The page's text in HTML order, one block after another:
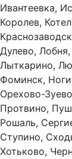
Ивантеевка,
Королев,
Дулево,
Лыткарино,
Фоминск,
Орехово-
Протвино,
Рошаль,
Ступино,
Хотьково,